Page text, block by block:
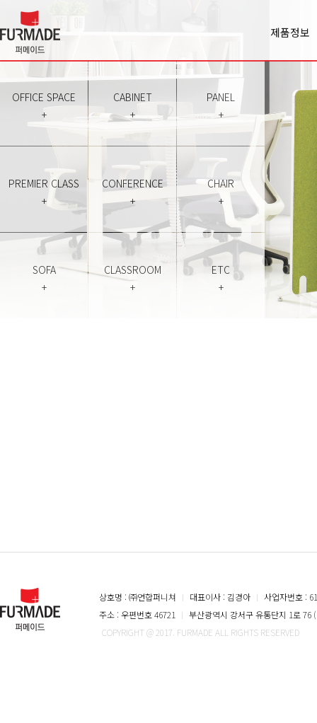
제품정보
Office
Panel
Chair
Sofa
Etc
OFFICE SPACE
+
CABINET
+
PANEL
+
PREMIER CLASS
+
CONFERENCE
+
CHAIR
+
SOFA
+
CLASSROOM
+
ETC
+
상호명 : ㈜연합퍼니쳐 ㅣ 대표이사 : 김경아 ㅣ 사업자번호 :
주소 : 우편번호 46721
ㅣ 부산광역시 강서구 유통단지 1로 76
COPYRIGHT @ 2017. FURMADE ALL RIGHTS RESERVED